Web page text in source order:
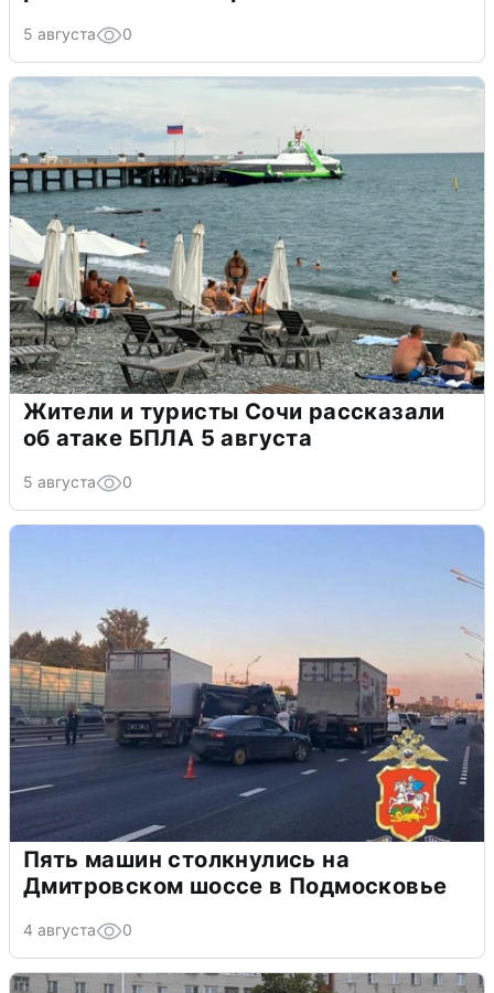
5 августа 0
Жители и туристы Сочи рассказали
об атаке БПЛА 5 августа
5 августа 0
Пять машин столкнулись на
Дмитровском шоссе в Подмосковье
4 августа 0